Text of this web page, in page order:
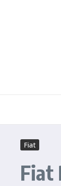
Fiat
Fiat